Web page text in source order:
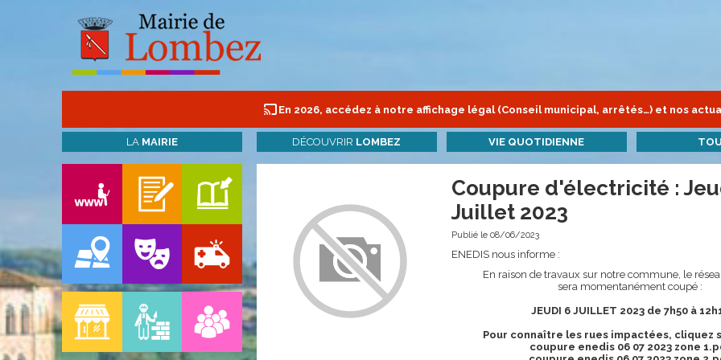
En 2026, accédez à notre affichage légal (Conseil municipal, arrêtés…) et nos
LA MAIRIE DÉCOUVRIR LOMBEZ VIE QUOTIDIENNE
Coupure d'électricité :
Juillet 2023
Publié le 08/06/2023
ENEDIS nous informe :
En raison de travaux sur notre commune, le
sera momentanément coupé :
JEUDI 6 JUILLET 2023 de 7h50 à
Pour connaître les rues impactées, cliquez
coupure enedis 06 07 2023 zone